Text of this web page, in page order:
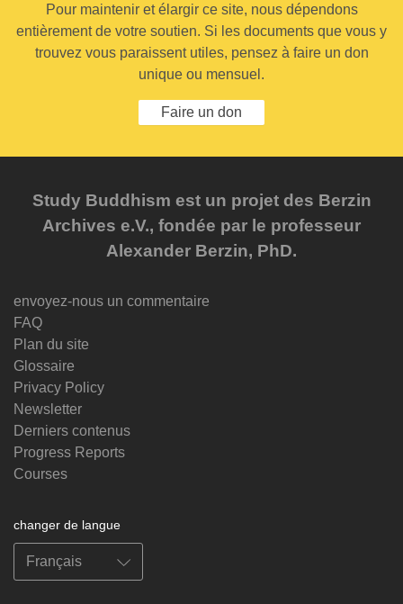
Pour maintenir et élargir ce site, nous dépendons
entièrement de votre soutien. Si les documents que vous y
trouvez vous paraissent utiles, pensez à faire un don
unique ou mensuel.
Faire un don
Study Buddhism est un projet des Berzin
Archives e.V., fondée par le professeur
Alexander Berzin, PhD.
envoyez-nous un commentaire
FAQ
Plan du site
Glossaire
Privacy Policy
Newsletter
Derniers contenus
Progress Reports
Courses
changer de langue